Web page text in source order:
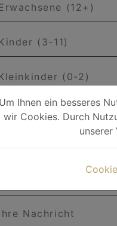
(12+)
(3-11)
(0-2)
Mail
Um Ihnen ein besseres
wir Cookies. Durch
unserer